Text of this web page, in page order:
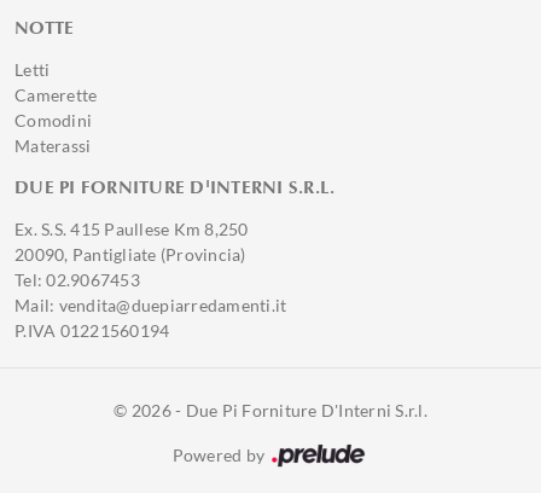
NOTTE
Letti
Camerette
Comodini
Materassi
DUE PI FORNITURE D'INTERNI S.R.L.
Ex. S.S. 415 Paullese Km 8,250
20090, Pantigliate (Provincia)
Tel: 02.9067453
Mail: vendita@duepiarredamenti.it
P.IVA 01221560194
© 2026 - Due Pi Forniture D'Interni S.r.l.
Powered by